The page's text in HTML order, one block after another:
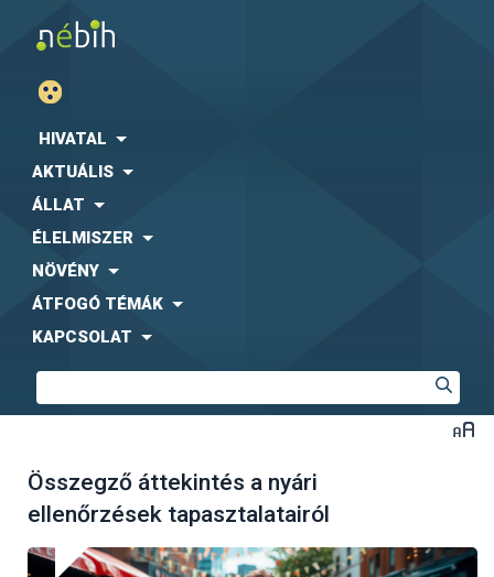
HIVATAL
AKTUÁLIS
ÁLLAT
ÉLELMISZER
NÖVÉNY
ÁTFOGÓ TÉMÁK
KAPCSOLAT
Összegző áttekintés a nyári
ellenőrzések tapasztalatairól